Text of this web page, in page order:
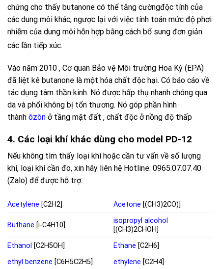
chứng cho thấy butanone có thể tăng cườngđộc tính của
các dung môi khác, ngược lại với việc tính toán mức độ phơi
nhiễm của dung môi hỗn hợp bằng cách bổ sung đơn giản
các lần tiếp xúc.
Vào năm 2010 , Cơ quan Bảo vệ Môi trường Hoa Kỳ (EPA)
đã liệt kê butanone là một hóa chất độc hại. Có báo cáo về
tác dụng tâm thần kinh. Nó được hấp thụ nhanh chóng qua
da và phổi không bị tổn thương. Nó góp phần hình
thành ôzôn ở tầng mặt đất , chất độc ở nồng độ thấp
4. Các loại khí khác dùng cho model PD-12
Nếu không tìm thấy loại khí hoặc cần tư vấn về số lượng
khí, loại khí cần đo, xin hãy liên hệ Hotline: 0965.07.07.40
(Zalo) để được hỗ trợ.
Acetylene [C2H2] Acetone [(CH3)2CO)]
Buthane [i-C4H10]
isopropyl alcohol
[(CH3)2CHOH]
Ethanol [C2H5OH] Ethane [C2H6]
ethyl benzene [C6H5C2H5] ethylene [C2H4]